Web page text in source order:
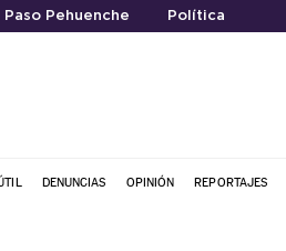
Paso Pehuenche Política
DENUNCIAS OPINIÓN REPORTAJES